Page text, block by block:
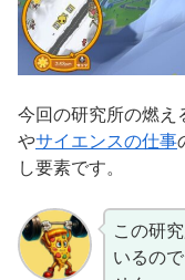
今回の研究所の燃え
やサイエンスの仕事
し要素です。
この研
いるの